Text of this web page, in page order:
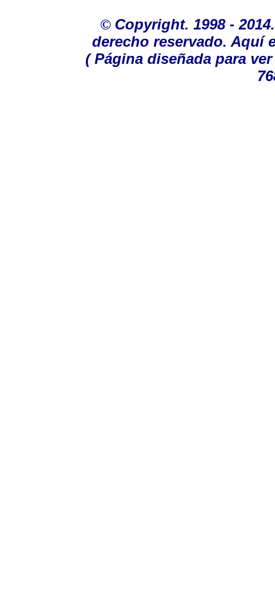
© Copyright. 1998 -
derecho reservado. Aquí
( Página diseñada para